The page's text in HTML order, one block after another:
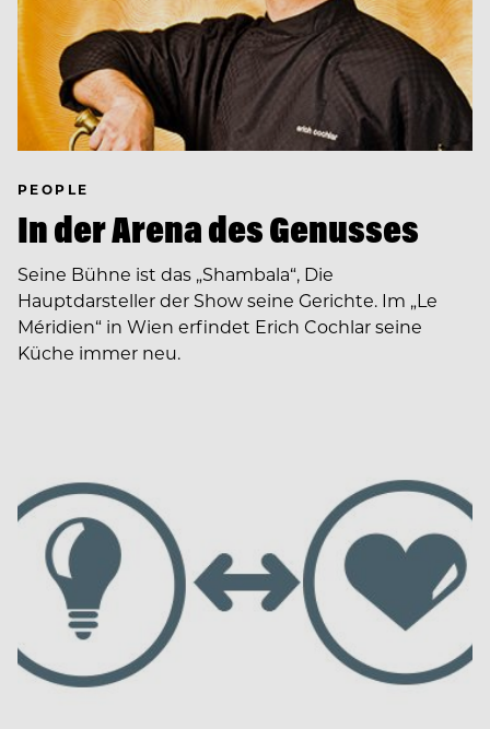
PEOPLE
In der Arena des Genusses
Seine Bühne ist das „Shambala“, Die
Hauptdarsteller der Show seine Gerichte. Im „Le
Méridien“ in Wien erfindet Erich Cochlar seine
Küche immer neu.